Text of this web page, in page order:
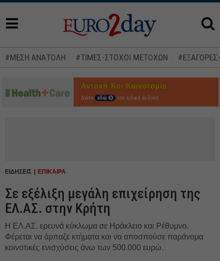
#ΜΕΣΗ ΑΝΑΤΟΛΗ #ΤΙΜΕΣ-ΣΤΟΧΟΙ ΜΕΤΟΧΩΝ
Δείτε εδώ την ειδική έκδοση
ΕΙΔΗΣΕΙΣ ΕΠΙΚΑΙΡΑ
Σε εξέλιξη μεγάλη επιχείρηση της
ΕΛ.ΑΣ. στην Κρήτη
Η ΕΛ.ΑΣ. ερευνά κύκλωμα σε Ηράκλειο και Ρέθυμνο.
Φέρεται να άρπαζε κτήματα και να αποσπούσε παράνομα
κοινοτικές ενισχύσεις άνω των 500.000 ευρώ.